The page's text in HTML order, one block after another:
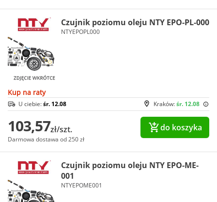
Czujnik poziomu oleju NTY EPO-PL-000
NTYEPOPL000
Kup na raty
Kraków:śr. 12.08
U ciebie:śr. 12.08
103,57zł/szt.
Darmowa dostawa od 250 zł
do koszyka
Czujnik poziomu oleju NTY EPO-ME-
001
NTYEPOME001